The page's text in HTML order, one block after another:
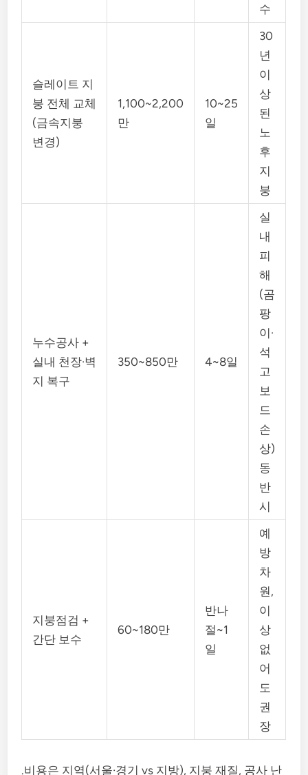
수
슬레이트 지
붕 전체 교체
(금속지붕
변경)
1,100~2,200
만
10~25
일
30
년
이
상
된
노
후
지
붕
누수공사 +
실내 천장·벽
지 복구
350~850만 4~8일
실
내
피
해
(곰
팡
이·
석
고
보
드
손
상)
동
반
시
지붕점검 +
간단 보수
60~180만
반나
절~1
일
예
방
차
원,
이
상
없
어
도
권
장
.비용은 지역(서울·경기 vs 지방), 지붕 재질, 공사 난